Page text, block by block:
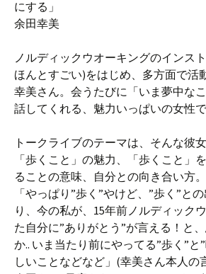
にする」
余田幸美
ノルディックウオーキングのインス
ほんとすごい)をはじめ、多方面で活
幸美さん。会うたびに「いま夢中な
話してくれる、魅力いっぱいの女性で
トークライブのテーマは、そんな彼
「歩くこと」の魅力、「歩くこと」
ることの意味、自分との向き合い方。
「やっぱり”歩く”やけど、”歩く”と
り、今の私が、15年前ノルディック
た自分に”ありがとう”が言える！と
か.. いま当たり前にやってる”歩く”と
しいことなどなど」(幸美さん本人の